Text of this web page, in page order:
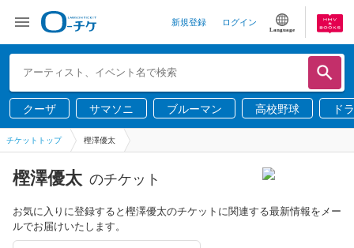
新規登録 ログイン
Language
クーザ サマソニ ブルーマン 高校野球 ド
チケットトップ 樫澤優太
樫澤優太 のチケット
お気に入りに登録すると樫澤優太のチケットに関連する最新情報をメー
ルでお届けいたします。